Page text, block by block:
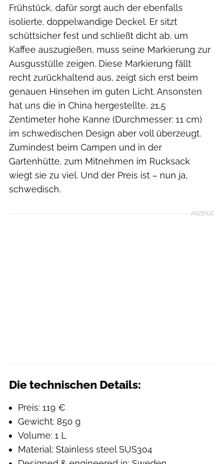
Frühstück, dafür sorgt auch der ebenfalls
isolierte, doppelwandige Deckel. Er sitzt
schüttsicher fest und schließt dicht ab, um
Kaffee auszugießen, muss seine Markierung zur
Ausgusstülle zeigen. Diese Markierung fällt
recht zurückhaltend aus, zeigt sich erst beim
genauen Hinsehen im guten Licht. Ansonsten
hat uns die in China hergestellte, 21,5
Zentimeter hohe Kanne (Durchmesser: 11 cm)
im schwedischen Design aber voll überzeugt.
Zumindest beim Campen und in der
Gartenhütte, zum Mitnehmen im Rucksack
wiegt sie zu viel. Und der Preis ist – nun ja,
schwedisch.
ANZEIGE
Die technischen Details:
Preis: 119 €
Gewicht: 850 g
Volume: 1 L
Material: Stainless steel SUS304